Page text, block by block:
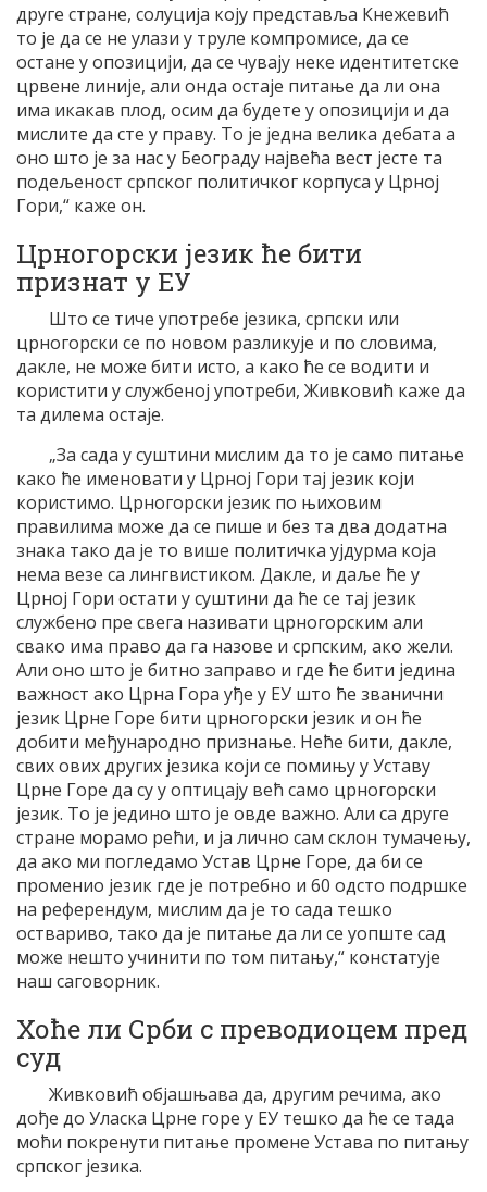
друге стране, солуција коју представља Кнежевић
то је да се не улази у труле компромисе, да се
остане у опозицији, да се чувају неке идентитетске
црвене линије, али онда остаје питање да ли она
има икакав плод, осим да будете у опозицији и да
мислите да сте у праву. То је једна велика дебата а
оно што је за нас у Београду највећа вест јесте та
подељеност српског политичког корпуса у Црној
Гори,“ каже он.
Црногорски језик ће бити
признат у ЕУ
Што се тиче употребе језика, српски или
црногорски се по новом разликује и по словима,
дакле, не може бити исто, а како ће се водити и
користити у службеној употреби, Живковић каже да
та дилема остаје.
„За сада у суштини мислим да то је само питање
како ће именовати у Црној Гори тај језик који
користимо. Црногорски језик по њиховим
правилима може да се пише и без та два додатна
знака тако да је то више политичка ујдурма која
нема везе са лингвистиком. Дакле, и даље ће у
Црној Гори остати у суштини да ће се тај језик
службено пре свега називати црногорским али
свако има право да га назове и српским, ако жели.
Али оно што је битно заправо и где ће бити једина
важност ако Црна Гора уђе у ЕУ што ће званични
језик Црне Горе бити црногорски језик и он ће
добити међународно признање. Неће бити, дакле,
свих ових других језика који се помињу у Уставу
Црне Горе да су у оптицају већ само црногорски
језик. То је једино што је овде важно. Али са друге
стране морамо рећи, и ја лично сам склон тумачењу,
да ако ми погледамо Устав Црне Горе, да би се
променио језик где је потребно и 60 одсто подршке
на референдум, мислим да је то сада тешко
оствариво, тако да је питање да ли се уопште сад
може нешто учинити по том питању,“ констатује
наш саговорник.
Хоће ли Срби с преводиоцем пред
суд
Живковић објашњава да, другим речима, ако
дође до Уласка Црне горе у ЕУ тешко да ће се тада
моћи покренути питање промене Устава по питању
српског језика.